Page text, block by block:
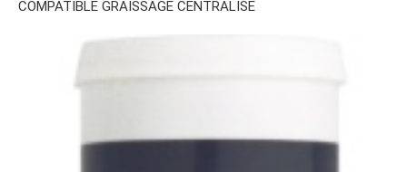
COMPATIBLE GRAISSAGE CENTRALISE